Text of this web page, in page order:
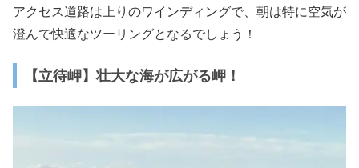
アクセス道路は上りのワインディングで、朝は特に空気が
澄んで快適なツーリングとなるでしょう！
【立待岬】壮大な海が広がる岬！